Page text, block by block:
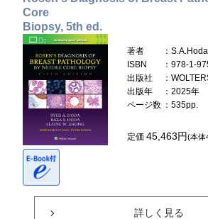
Core
Biopsy, 5th ed.
著者
：
ISBN
：978-1-
出版社
：
出版年
：2025年
ページ数 ：535pp.
定価45,463円(本体
詳しく見る